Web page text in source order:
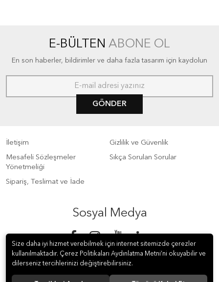
E-BÜLTEN ABONE OL
En son haberler, bildirimler ve daha fazla tasarım için kaydolun
GÖNDER
İletişim
Gizlilik ve Güvenlik
Mesafeli Sözleşmeler
Yönetmeliği
Sıkça Sorulan Sorular
Sipariş, Teslimat ve İade
Sosyal Medya
Size daha iyi hizmet verebilmek için internet sitemizde çerezler
kullanılmaktadır. Çerez Politikaları Aydınlatma Metni’ni okuyabilir ve
dilerseniz tercihlerinizi değiştirebilirsiniz.